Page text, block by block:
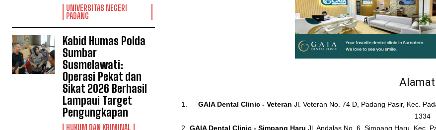
UNIVERSITAS NEGERI
PADANG
Kabid Humas Polda
Sumbar
Susmelawati:
Operasi Pekat dan
Sikat 2026 Berhasil
Lampaui Target
Pengungkapan
HUKUM DAN KRIMINAL
Alamat
GAIA Dental Clinic - Veteran Jl. Veteran No. 74 D, Padang Pasir, Kec.
1334
GAIA Dental Clinic - Simpang Haru Jl. Andalas No. 6, Simpang Haru, Kec.